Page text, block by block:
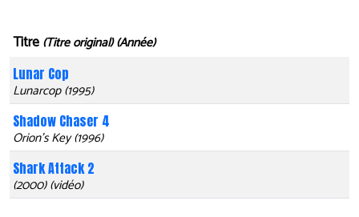
Titre (Titre original) (Année)
Lunar Cop
Lunarcop (1995)
Shadow Chaser 4
Orion's Key (1996)
Shark Attack 2
(2000) (vidéo)